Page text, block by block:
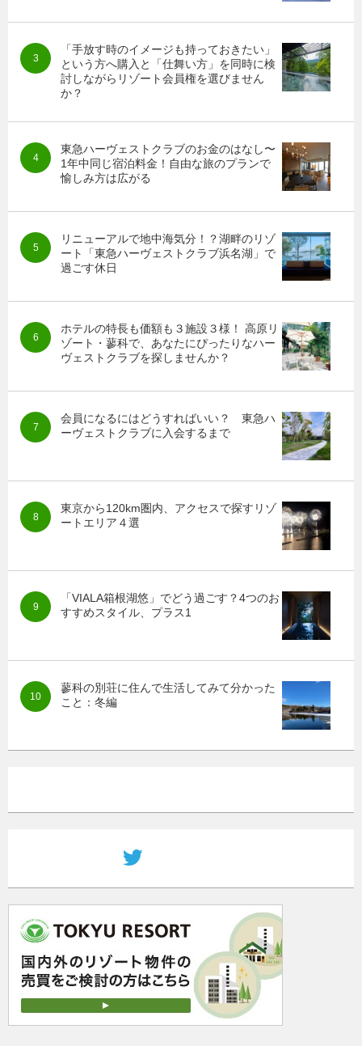
「手放す時のイメージも持っておきたい」
という方へ購入と「仕舞い方」を同時に検
討しながらリゾート会員権を選びません
か？
東急ハーヴェストクラブのお金のはなし〜
1年中同じ宿泊料金！自由な旅のプランで
愉しみ方は広がる
リニューアルで地中海気分！？湖畔のリゾ
ート「東急ハーヴェストクラブ浜名湖」で
過ごす休日
ホテルの特長も価額も３施設３様！ 高原リ
ゾート・蓼科で、あなたにぴったりなハー
ヴェストクラブを探しませんか？
会員になるにはどうすればいい？ 東急ハ
ーヴェストクラブに入会するまで
東京から120km圏内、アクセスで探すリゾ
ートエリア４選
「VIALA箱根湖悠」でどう過ごす？4つのお
すすめスタイル、プラス1
蓼科の別荘に住んで生活してみて分かった
こと：冬編